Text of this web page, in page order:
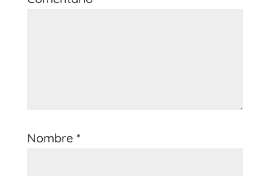
Nombre *